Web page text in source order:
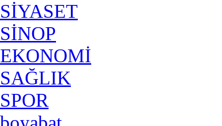
SİYASET
SİNOP
EKONOMİ
SAĞLIK
SPOR